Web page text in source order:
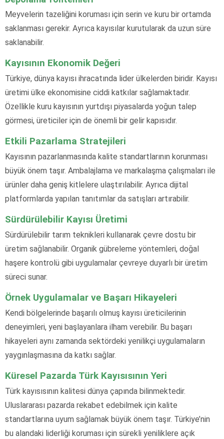
Meyvelerin tazeliğini koruması için serin ve kuru bir ortamda
saklanması gerekir. Ayrıca kayısılar kurutularak da uzun süre
saklanabilir.
Kayısının Ekonomik Değeri
Türkiye, dünya kayısı ihracatında lider ülkelerden biridir. Kayısı
üretimi ülke ekonomisine ciddi katkılar sağlamaktadır.
Özellikle kuru kayısının yurtdışı piyasalarda yoğun talep
görmesi, üreticiler için de önemli bir gelir kapısıdır.
Etkili Pazarlama Stratejileri
Kayısının pazarlanmasında kalite standartlarının korunması
büyük önem taşır. Ambalajlama ve markalaşma çalışmaları ile
ürünler daha geniş kitlelere ulaştırılabilir. Ayrıca dijital
platformlarda yapılan tanıtımlar da satışları artırabilir.
Sürdürülebilir Kayısı Üretimi
Sürdürülebilir tarım teknikleri kullanarak çevre dostu bir
üretim sağlanabilir. Organik gübreleme yöntemleri, doğal
haşere kontrolü gibi uygulamalar çevreye duyarlı bir üretim
süreci sunar.
Örnek Uygulamalar ve Başarı Hikayeleri
Kendi bölgelerinde başarılı olmuş kayısı üreticilerinin
deneyimleri, yeni başlayanlara ilham verebilir. Bu başarı
hikayeleri aynı zamanda sektördeki yenilikçi uygulamaların
yaygınlaşmasına da katkı sağlar.
Küresel Pazarda Türk Kayısısının Yeri
Türk kayısısının kalitesi dünya çapında bilinmektedir.
Uluslararası pazarda rekabet edebilmek için kalite
standartlarına uyum sağlamak büyük önem taşır. Türkiye’nin
bu alandaki liderliği koruması için sürekli yeniliklere açık